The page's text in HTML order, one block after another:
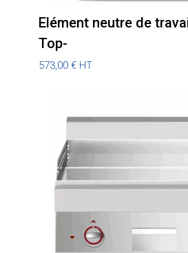
Elément neutre de
Top-
573,00 € HT